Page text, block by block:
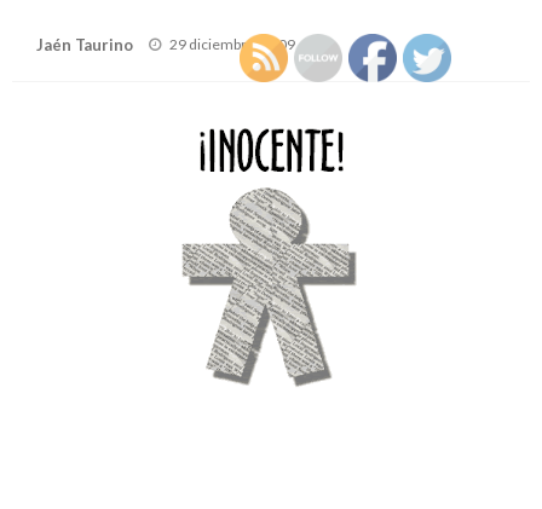
Jaén Taurino
Publicado
29 diciembre, 2009